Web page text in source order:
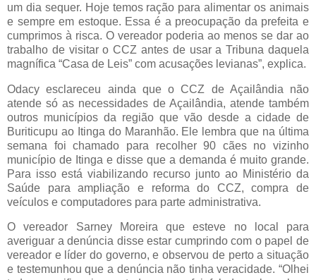
um dia sequer. Hoje temos ração para alimentar os animais
e sempre em estoque. Essa é a preocupação da prefeita e
cumprimos à risca. O vereador poderia ao menos se dar ao
trabalho de visitar o CCZ antes de usar a Tribuna daquela
magnífica “Casa de Leis” com acusações levianas”, explica.
Odacy esclareceu ainda que o CCZ de Açailândia não
atende só as necessidades de Açailândia, atende também
outros municípios da região que vão desde a cidade de
Buriticupu ao Itinga do Maranhão. Ele lembra que na última
semana foi chamado para recolher 90 cães no vizinho
município de Itinga e disse que a demanda é muito grande.
Para isso está viabilizando recurso junto ao Ministério da
Saúde para ampliação e reforma do CCZ, compra de
veículos e computadores para parte administrativa.
O vereador Sarney Moreira que esteve no local para
averiguar a denúncia disse estar cumprindo com o papel de
vereador e líder do governo, e observou de perto a situação
e testemunhou que a denúncia não tinha veracidade. “Olhei